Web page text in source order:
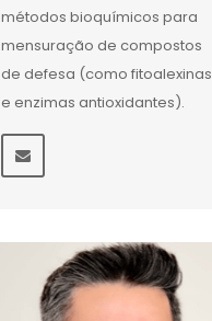
métodos bioquímicos para
mensuração de compostos
de defesa (como fitoalexinas
e enzimas antioxidantes).